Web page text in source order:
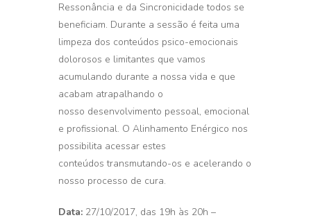
Ressonância e da Sincronicidade todos se
beneficiam. Durante a sessão é feita uma
limpeza dos conteúdos psico-emocionais
dolorosos e limitantes que vamos
acumulando durante a nossa vida e que
acabam atrapalhando o
nosso desenvolvimento pessoal, emocional
e profissional. O Alinhamento Enérgico nos
possibilita acessar estes
conteúdos transmutando-os e acelerando o
nosso processo de cura.
Data: 27/10/2017, das 19h às 20h –